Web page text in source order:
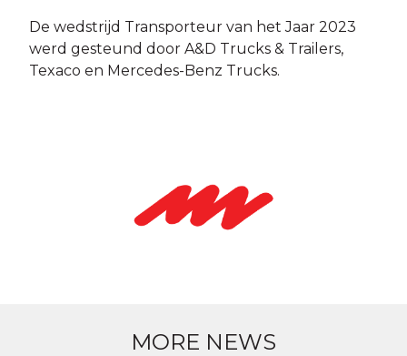
De wedstrijd Transporteur van het Jaar 2023
werd gesteund door A&D Trucks & Trailers,
Texaco en Mercedes-Benz Trucks.
MORE NEWS